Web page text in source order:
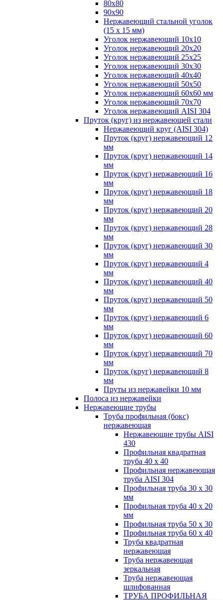
80х80
90х90
Нержавеющий стальной уголок
(15 х 15 мм)
Уголок нержавеющий 10х10
Уголок нержавеющий 20х20
Уголок нержавеющий 25х25
Уголок нержавеющий 30х30
Уголок нержавеющий 40х40
Уголок нержавеющий 50х50
Уголок нержавеющий 60х60 мм
Уголок нержавеющий 70х70
Уголок нержавеющий AISI 304
Пруток (круг) из нержавеющей стали
Нержавеющий круг (AISI 304)
Пруток (круг) нержавеющий 12
мм
Пруток (круг) нержавеющий 14
мм
Пруток (круг) нержавеющий 16
мм
Пруток (круг) нержавеющий 18
мм
Пруток (круг) нержавеющий 20
мм
Пруток (круг) нержавеющий 28
мм
Пруток (круг) нержавеющий 30
мм
Пруток (круг) нержавеющий 4
мм
Пруток (круг) нержавеющий 40
мм
Пруток (круг) нержавеющий 50
мм
Пруток (круг) нержавеющий 6
мм
Пруток (круг) нержавеющий 60
мм
Пруток (круг) нержавеющий 70
мм
Пруток (круг) нержавеющий 8
мм
Пруты из нержавейки 10 мм
Полоса из нержавейки
Нержавеющие трубы
Труба профильная (бокс)
нержавеющая
Нержавеющие трубы AISI
430
Профильная квадратная
труба 40 х 40
Профильная нержавеющая
труба AISI 304
Профильная труба 30 х 30
мм
Профильная труба 40 х 20
мм
Профильная труба 50 х 30
Профильная труба 60 х 40
Труба квадратная
нержавеющая
Труба нержавеющая
зеркальная
Труба нержавеющая
шлифованная
ТРУБА ПРОФИЛЬНАЯ